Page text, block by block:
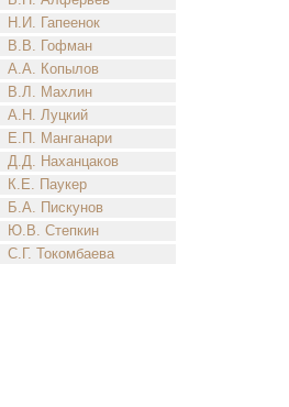
Н.И. Гапеенок
В.В. Гофман
А.А. Копылов
В.Л. Махлин
А.Н. Луцкий
Е.П. Манганари
Д.Д. Наханцаков
К.Е. Паукер
Б.А. Пискунов
Ю.В. Степкин
С.Г. Токомбаева